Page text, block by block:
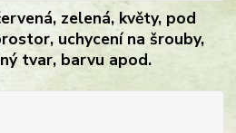
zelená, květy, pod
uchycení na šrouby,
tvar, barvu apod.